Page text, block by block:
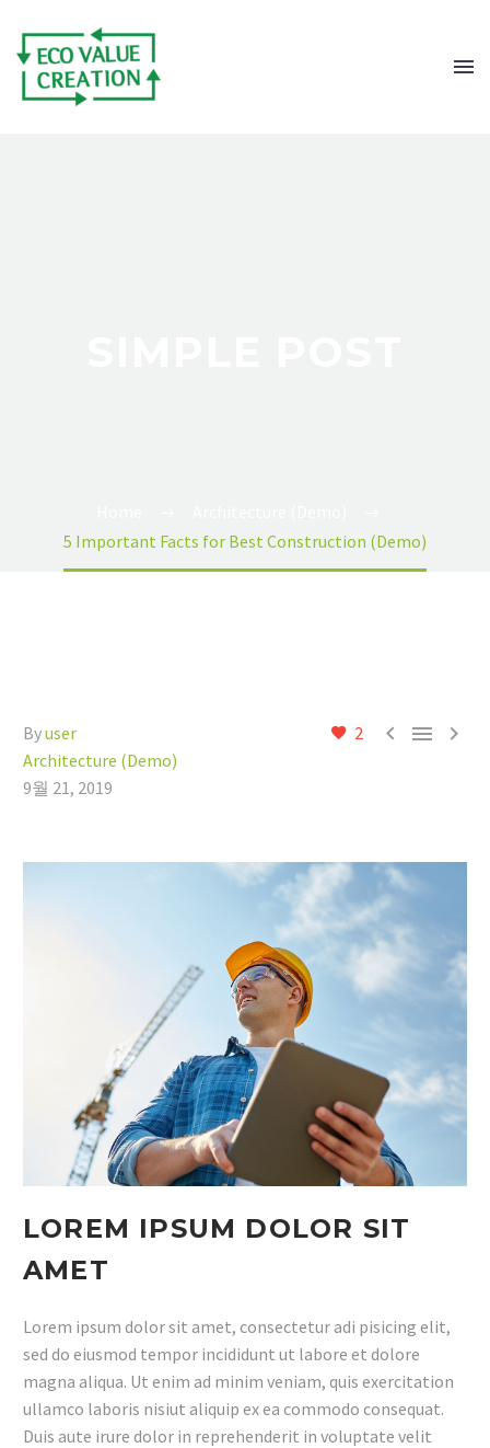
5 Important Facts for Best Construction (Demo)
2   
Byuser
Architecture (Demo)
9월 21, 2019
LOREM IPSUM DOLOR SIT
AMET
Lorem ipsum dolor sit amet, consectetur adi pisicing elit,
sed do eiusmod tempor incididunt ut labore et dolore
magna aliqua. Ut enim ad minim veniam, quis exercitation
ullamco laboris nisiut aliquip ex ea commodo consequat.
Duis aute irure dolor in reprehenderit in voluptate velit